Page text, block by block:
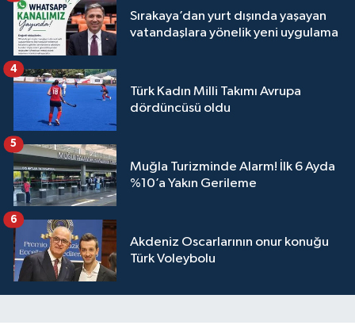
Sırakaya’dan yurt dışında yaşayan
vatandaşlara yönelik yeni uygulama
Türk Kadın Milli Takımı Avrupa
dördüncüsü oldu
4
Muğla Turizminde Alarm! İlk 6 Ayda
%10’a Yakın Gerileme
5
Akdeniz Oscarlarının onur konuğu
Türk Voleybolu
6